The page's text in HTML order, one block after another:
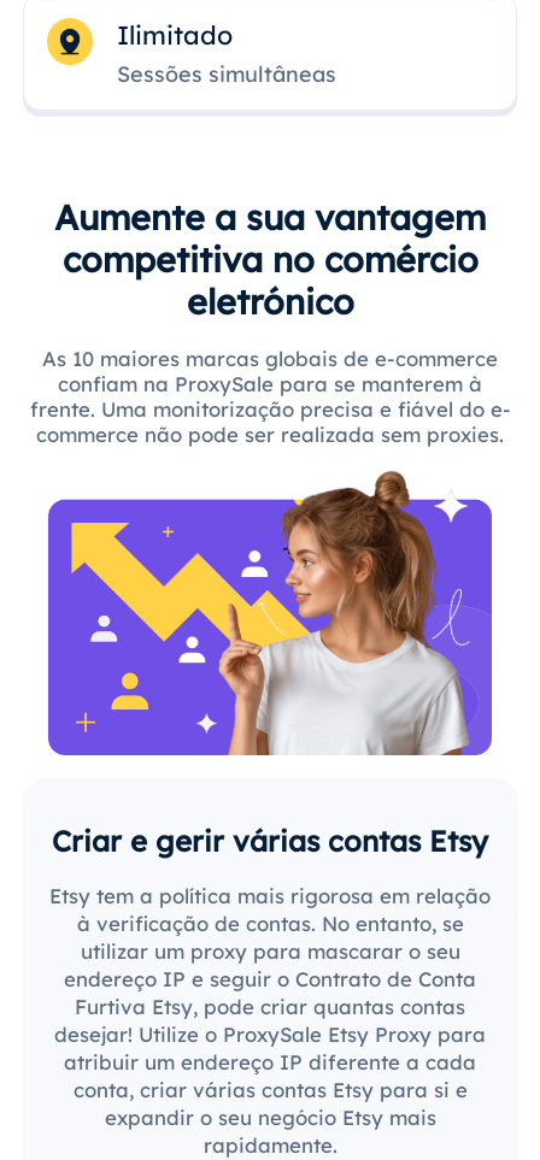
Ilimitado
Sessões simultâneas
Aumente a sua vantagem
competitiva no comércio
eletrónico
As 10 maiores marcas globais de e-commerce
confiam na ProxySale para se manterem à
frente. Uma monitorização precisa e fiável do e-
commerce não pode ser realizada sem proxies.
Criar e gerir várias contas Etsy
Etsy tem a política mais rigorosa em relação
à verificação de contas. No entanto, se
utilizar um proxy para mascarar o seu
endereço IP e seguir o Contrato de Conta
Furtiva Etsy, pode criar quantas contas
desejar! Utilize o ProxySale Etsy Proxy para
atribuir um endereço IP diferente a cada
conta, criar várias contas Etsy para si e
expandir o seu negócio Etsy mais
rapidamente.